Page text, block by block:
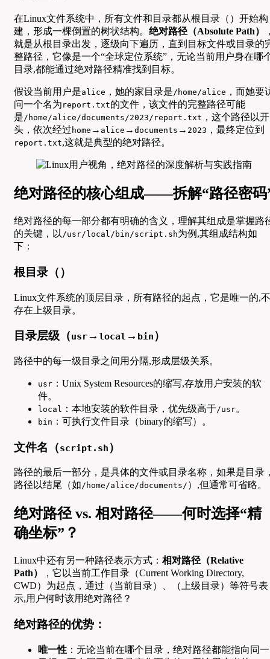
在Linux文件系统中，所有文件和目录都从根目录（）开始构
建，形成一棵倒置的树状结构。 绝对路径（Absolute Path）
就是从根目录出发，逐级向下遍历，直到目标文件或目录的
整路径，它像是一个“全球定位系统”，无论当前用户身在哪
目录,都能通过绝对路径精准找到目标。
假设当前用户是alice ，她的家目录是/home/alice ，而她要
问一个名为 report.txt的文件，该文件的完整路径可能
是/home/alice/documents/2023/report.txt ，这个路径以开
头，依次经过 home → alice → documents → 2023 ，最终定位到
report.txt,这就是典型的绝对路径。
绝对路径的核心组成——拆解“路径密码
绝对路径的每一部分都有明确的含义，理解其组成是掌握路
的关键，以 /usr/local/bin/script.sh为例,其组成结构如
下：
根目录（）
Linux文件系统的顶层目录，所有路径的起点，它是唯一的,不
存在上级目录。
目录层级（usr→ local → bin ）
路径中的每一级目录之间用分隔,形成层级关系。
usr ：Unix System Resources的缩写,存放用户安装的软
件。
local ：本地安装的软件目录，优先级高于/usr。
bin ：可执行文件目录（binary的缩写）。
文件名（script.sh ）
路径的最后一部分，是具体的文件或目录名称，如果是目录
路径以结尾（如/home/alice/documents/ ）,但通常可省略。
绝对路径 vs. 相对路径——何时选择“精
确坐标”？
Linux中还有另一种路径表示方式： 相对路径（Relative
Path）
，它以当前工作目录（Current Working Directory,
CWD）为起点，通过（当前目录）、（上级目录）等符号表
示,用户何时该用绝对路径？
绝对路径的优势：
唯一性 ：无论当前在哪个目录，绝对路径都能指向同一